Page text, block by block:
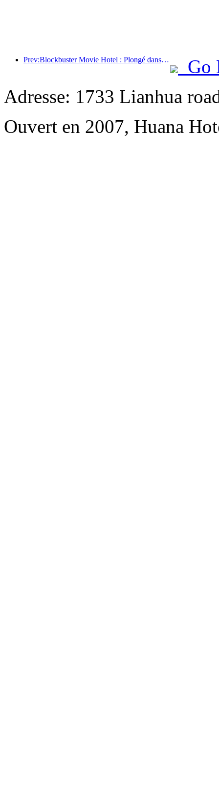
Prev:Blockbuster Movie Hotel : Plongé dans un voyage d'ombre et de lumière, Blockbuster Movie Hotel définit une nouvelle expérience de voyage
Go
Adresse: 1733 Lianhua
Ouvert en 2007, Huana